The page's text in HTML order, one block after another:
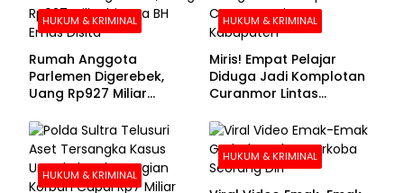
HUKUM & KRIMINAL
Rumah Anggota
Parlemen Digerebek,
Uang Rp927 Miliar
HUKUM & KRIMINAL
Miris! Empat Pelajar
Diduga Jadi Komplotan
Curanmor Lintas
HUKUM & KRIMINAL
HUKUM & KRIMINAL